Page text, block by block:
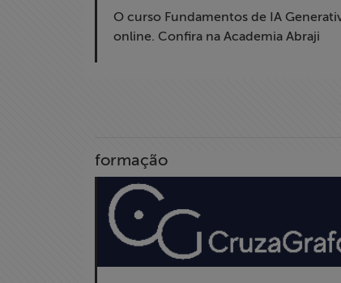
Proteção Legal
Documentários
O curso Fundamentos de IA
online. Confira na Academia Abraji
formação